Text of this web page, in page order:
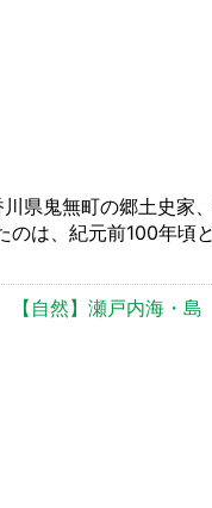
県鬼無町の郷土史家
は、紀元前100年頃
【自然】瀬戸内海・島